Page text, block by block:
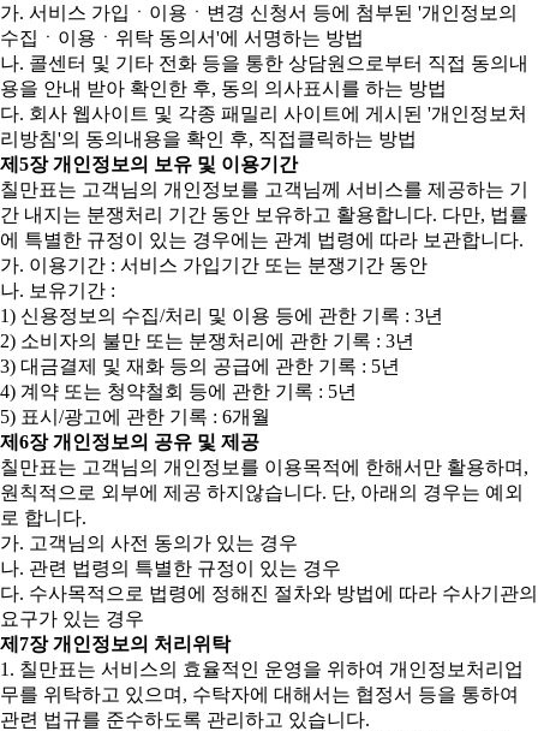
가. 서비스 가입ㆍ이용ㆍ변경 신청서 등에 첨부된 '개인정보의
수집ㆍ이용ㆍ위탁 동의서'에 서명하는 방법
나. 콜센터 및 기타 전화 등을 통한 상담원으로부터 직접 동의내
용을 안내 받아 확인한 후, 동의 의사표시를 하는 방법
다. 회사 웹사이트 및 각종 패밀리 사이트에 게시된 '개인정보처
리방침'의 동의내용을 확인 후, 직접클릭하는 방법
제5장 개인정보의 보유 및 이용기간
칠만표는 고객님의 개인정보를 고객님께 서비스를 제공하는 기
간 내지는 분쟁처리 기간 동안 보유하고 활용합니다. 다만, 법률
에 특별한 규정이 있는 경우에는 관계 법령에 따라 보관합니다.
가. 이용기간 : 서비스 가입기간 또는 분쟁기간 동안
나. 보유기간 :
1) 신용정보의 수집/처리 및 이용 등에 관한 기록 : 3년
2) 소비자의 불만 또는 분쟁처리에 관한 기록 : 3년
3) 대금결제 및 재화 등의 공급에 관한 기록 : 5년
4) 계약 또는 청약철회 등에 관한 기록 : 5년
5) 표시/광고에 관한 기록 : 6개월
제6장 개인정보의 공유 및 제공
칠만표는 고객님의 개인정보를 이용목적에 한해서만 활용하며,
원칙적으로 외부에 제공 하지않습니다. 단, 아래의 경우는 예외
로 합니다.
가. 고객님의 사전 동의가 있는 경우
나. 관련 법령의 특별한 규정이 있는 경우
다. 수사목적으로 법령에 정해진 절차와 방법에 따라 수사기관의
요구가 있는 경우
제7장 개인정보의 처리위탁
1. 칠만표는 서비스의 효율적인 운영을 위하여 개인정보처리업
무를 위탁하고 있으며, 수탁자에 대해서는 협정서 등을 통하여
관련 법규를 준수하도록 관리하고 있습니다.